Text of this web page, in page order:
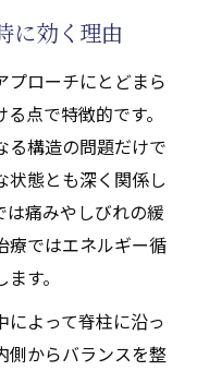
に効く理由
プローチにとどまら
点で特徴的です。
る構造の問題だけで
状態とも深く関係し
は痛みやしびれの緩
療ではエネルギー循
す。
よって脊柱に沿っ
側からバランスを整